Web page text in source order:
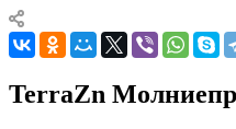
TerraZn